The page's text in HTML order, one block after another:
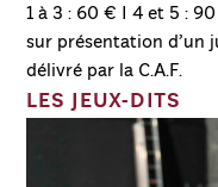
1 à 3 : 60 € I 4 et 5 :
sur présentation d’un
délivré par la C.A.F.
LES JEUX-DITS